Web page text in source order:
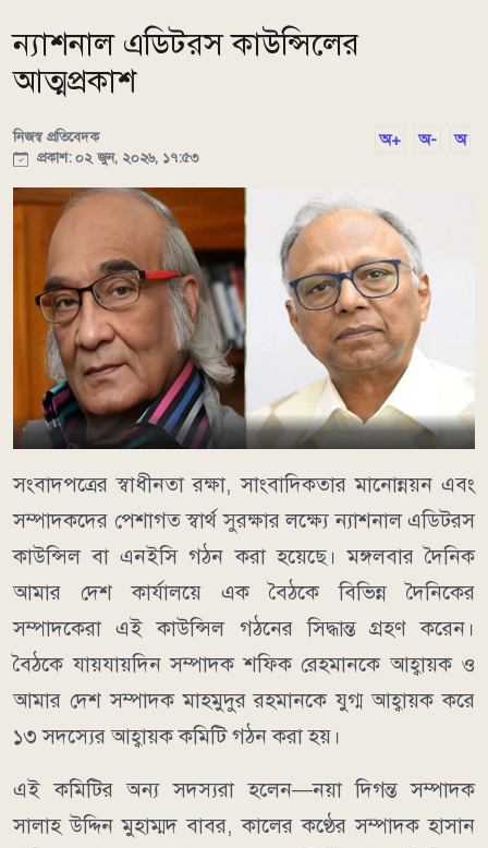
ন্যাশনাল এডিটরস কাউন্সিলের
আত্মপ্রকাশ
নিজস্ব প্রতিবেদক
প্রকাশ: ০২ জুন, ২০২৬, ১৭:৫৩
অ+ অ- অ
সংবাদপত্রের স্বাধীনতা রক্ষা, সাংবাদিকতার মানোন্নয়ন এবং
সম্পাদকদের পেশাগত স্বার্থ সুরক্ষার লক্ষ্যে ন্যাশনাল এডিটরস
কাউন্সিল বা এনইসি গঠন করা হয়েছে। মঙ্গলবার দৈনিক
আমার দেশ কার্যালয়ে এক বৈঠকে বিভিন্ন দৈনিকের
সম্পাদকেরা এই কাউন্সিল গঠনের সিদ্ধান্ত গ্রহণ করেন।
বৈঠকে যায়যায়দিন সম্পাদক শফিক রেহমানকে আহ্বায়ক ও
আমার দেশ সম্পাদক মাহমুদুর রহমানকে যুগ্ম আহ্বায়ক করে
১৩ সদস্যের আহ্বায়ক কমিটি গঠন করা হয়।
এই কমিটির অন্য সদস্যরা হলেন—নয়া দিগন্ত সম্পাদক
সালাহ উদ্দিন মুহাম্মদ বাবর, কালের কণ্ঠের সম্পাদক হাসান